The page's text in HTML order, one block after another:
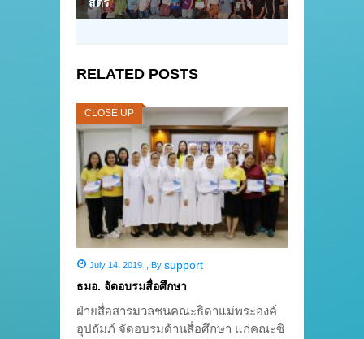
RELATED POSTS
CLOSE UP
July 14, 2019 , By support
ธมอ. จัดอบรมสื่อศึกษา
ฝ่ายสื่อสารมวลชนคณะธิดาแม่พระองค์
อุปถัมภ์ จัดอบรมด้านสื่อศึกษา แก่คณะซิ